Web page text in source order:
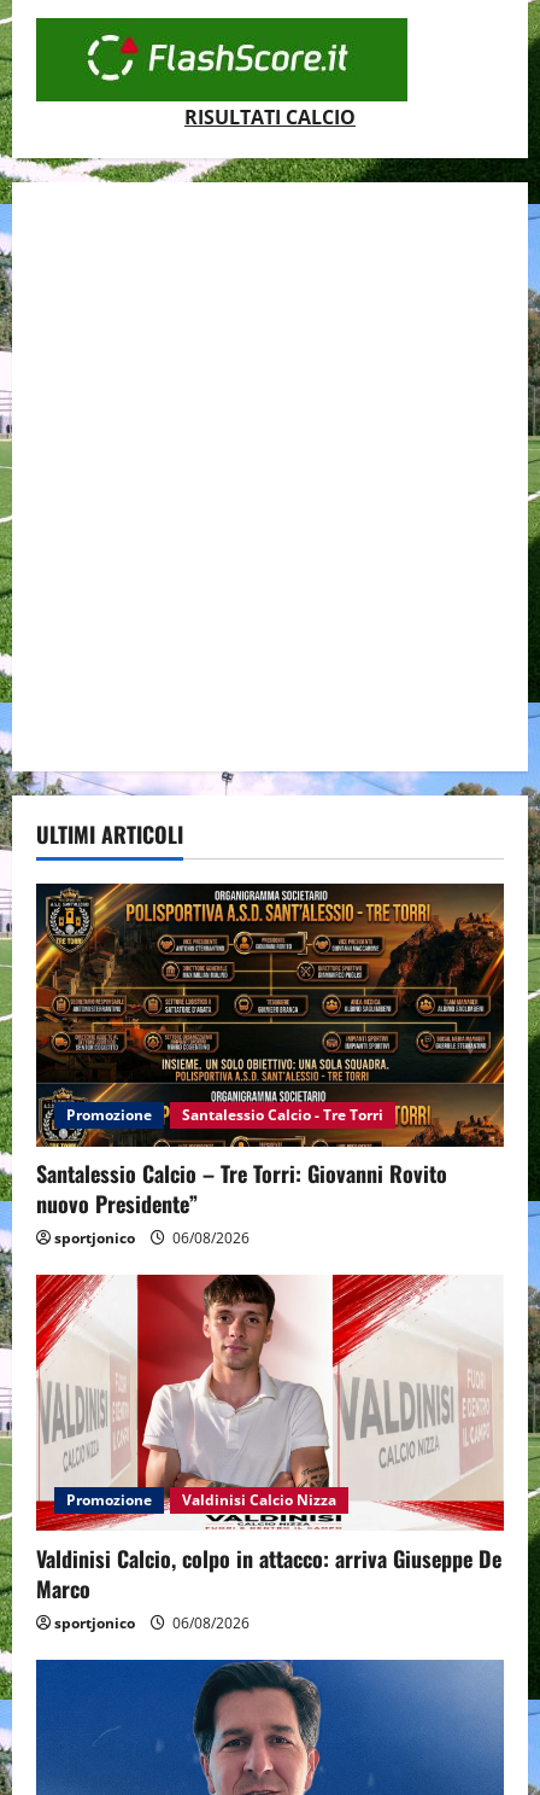
RISULTATI CALCIO
ULTIMI ARTICOLI
Promozione Santalessio Calcio - Tre Torri
Santalessio Calcio – Tre Torri: Giovanni Rovito
nuovo Presidente”
sportjonico 06/08/2026
Promozione Valdinisi Calcio Nizza
Valdinisi Calcio, colpo in attacco: arriva Giuseppe De
Marco
sportjonico 06/08/2026